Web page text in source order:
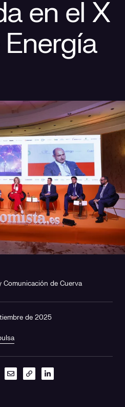
en el X
Comunicación de Cuerva
de 2025